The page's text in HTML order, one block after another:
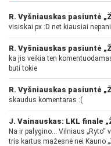
visiskai px :D net kiausiai
ka jis veikia ten
buti tokie
skaudus komentaras :(
Na ir palygino... Vilniaus
tris kartus mažesnė nei Kauno